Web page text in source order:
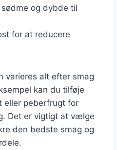
og dybde til
for at reducere
varieres alt efter smag
kan du tilføje
eller peberfrugt for
Det er vigtigt at vælge
den bedste smag og